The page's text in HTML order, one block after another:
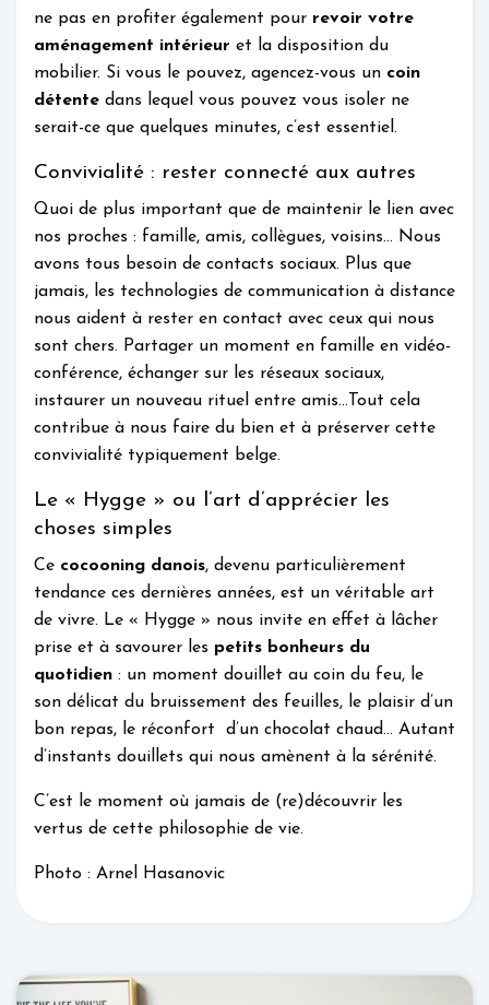
ne pas en profiter également pour revoir votre
aménagement intérieur et la disposition du
mobilier. Si vous le pouvez, agencez-vous un coin
détente dans lequel vous pouvez vous isoler ne
serait-ce que quelques minutes, c’est essentiel.
Convivialité : rester connecté aux autres
Quoi de plus important que de maintenir le lien avec
nos proches : famille, amis, collègues, voisins… Nous
avons tous besoin de contacts sociaux. Plus que
jamais, les technologies de communication à distance
nous aident à rester en contact avec ceux qui nous
sont chers. Partager un moment en famille en vidéo-
conférence, échanger sur les réseaux sociaux,
instaurer un nouveau rituel entre amis…Tout cela
contribue à nous faire du bien et à préserver cette
convivialité typiquement belge.
Le « Hygge » ou l’art d’apprécier les
choses simples
Ce cocooning danois, devenu particulièrement
tendance ces dernières années, est un véritable art
de vivre. Le « Hygge » nous invite en effet à lâcher
prise et à savourer les petits bonheurs du
quotidien : un moment douillet au coin du feu, le
son délicat du bruissement des feuilles, le plaisir d’un
bon repas, le réconfort d’un chocolat chaud… Autant
d’instants douillets qui nous amènent à la sérénité.
C’est le moment où jamais de (re)découvrir les
vertus de cette philosophie de vie.
Photo : Arnel Hasanovic